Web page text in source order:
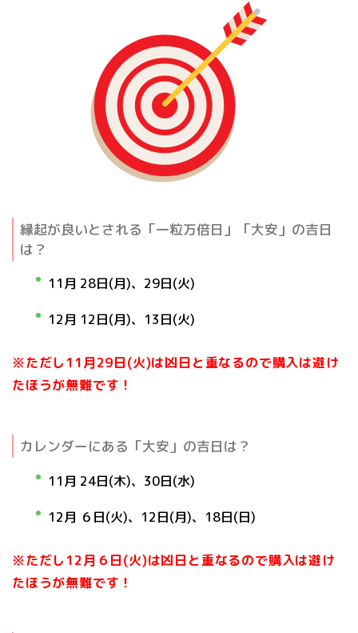
縁起が良いとされる「一粒万倍日」「大安」の吉日
は？
11月 28日(月)、 29日(火)
12月 12日(月)、 13日(火)
※ただし11月29日(火)は凶日と重なるので購入は避け
たほうが無難です！
カレンダーにある「大安」の吉日は？
11月 24日(木)、 30日(水)
12月 ６日(火)、 12日(月)、 18日(日)
※ただし12月６日(火)は凶日と重なるので購入は避け
たほうが無難です！